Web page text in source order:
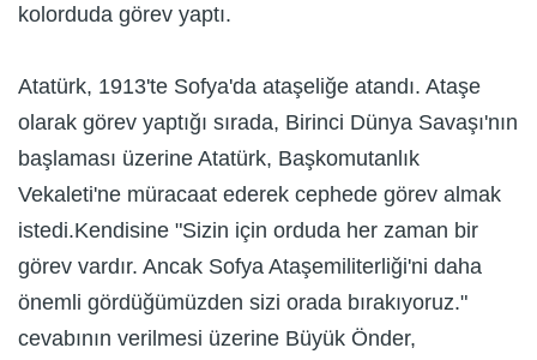
kolorduda görev yaptı.
Atatürk, 1913'te Sofya'da ataşeliğe atandı. Ataşe
olarak görev yaptığı sırada, Birinci Dünya Savaşı'nın
başlaması üzerine Atatürk, Başkomutanlık
Vekaleti'ne müracaat ederek cephede görev almak
istedi.Kendisine "Sizin için orduda her zaman bir
görev vardır. Ancak Sofya Ataşemiliterliği'ni daha
önemli gördüğümüzden sizi orada bırakıyoruz."
cevabının verilmesi üzerine Büyük Önder,